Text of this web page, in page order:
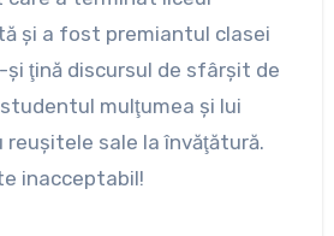
şi a fost premiantul clasei
ţină discursul de sfârşit de
mulţumea şi lui
reuşitele sale la învăţătură.
inacceptabil!